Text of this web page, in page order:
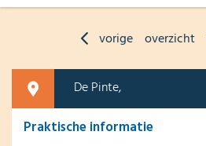
vorige overzicht
De Pinte,
Praktische informatie